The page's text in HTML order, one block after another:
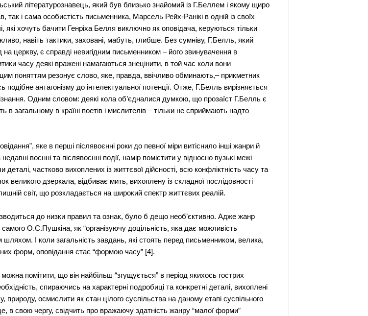
літературознавець, який був близько знайомий із Г.Беллем і якому щиро
так і сама особистість письменника, Марсель Рейх-Ранікі в одній із своїх
які хочуть бачити Генріха Белля виключно як оповідача, керуються тільки
навіть тактики, заховані, мабуть, глибше. Без сумніву, Г.Белль, який
церкву, є справді невигідним письменником – його звинувачення в
часу деякі вражені намагаються знецінити, в той час коли вони
поняттям резонує слово, яке, правда, ввічливо обминають,– прикметник
антагонізму до інтелектуальної потенції. Отже, Г.Белль вирізняється
Одним словом: деякі кола об’єдналися думкою, що прозаїст Г.Белль є
в країні поетів і мислителів – тільки не сприймають надто
яке в перші післявоєнні роки до певної міри витіснило інші жанри й
воєнні та післявоєнні події, намір помістити у відносно вузькі межі
частково вихоплених із життєвої дійсності, всю конфліктність часу та
великого дзеркала, відбиває мить, вихоплену із складної послідовності
світ, що розкладається на широкий спектр життєвих реалій.
до низки правил та ознак, було б дещо необ’єктивно. Адже жанр
О.С.Пушкіна, як “організуючу доцільність, яка дає можливість
І коли загальність завдань, які стоять перед письменником, велика,
форм, оповідання стає “формою часу” [4].
помітити, що він найбільш “згущується” в період якихось гострих
спираючись на характерні подробиці та конкретні деталі, вихоплені
осмислити як стан цілого суспільства на даному етапі суспільного
в свою чергу, свідчить про вражаючу здатність жанру “малої форми”